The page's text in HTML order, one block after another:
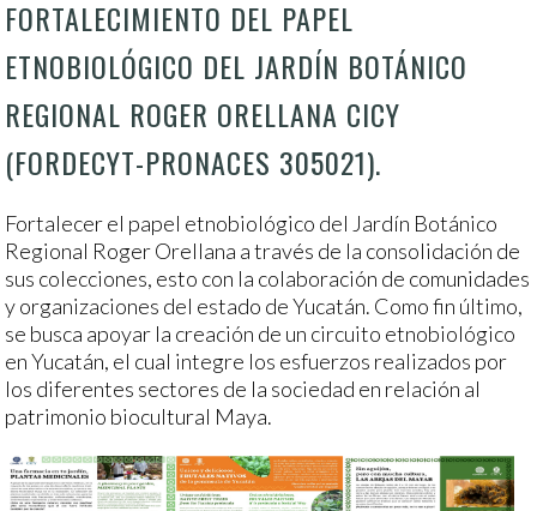
FORTALECIMIENTO DEL PAPEL
ETNOBIOLÓGICO DEL JARDÍN BOTÁNICO
REGIONAL ROGER ORELLANA CICY
(FORDECYT-PRONACES 305021).
Fortalecer el papel etnobiológico del Jardín Botánico
Regional Roger Orellana a través de la consolidación de
sus colecciones, esto con la colaboración de comunidades
y organizaciones del estado de Yucatán. Como fin último,
se busca apoyar la creación de un circuito etnobiológico
en Yucatán, el cual integre los esfuerzos realizados por
los diferentes sectores de la sociedad en relación al
patrimonio biocultural Maya.